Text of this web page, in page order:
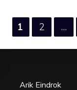
Página
1 Página
2 …
Arik Eindrok